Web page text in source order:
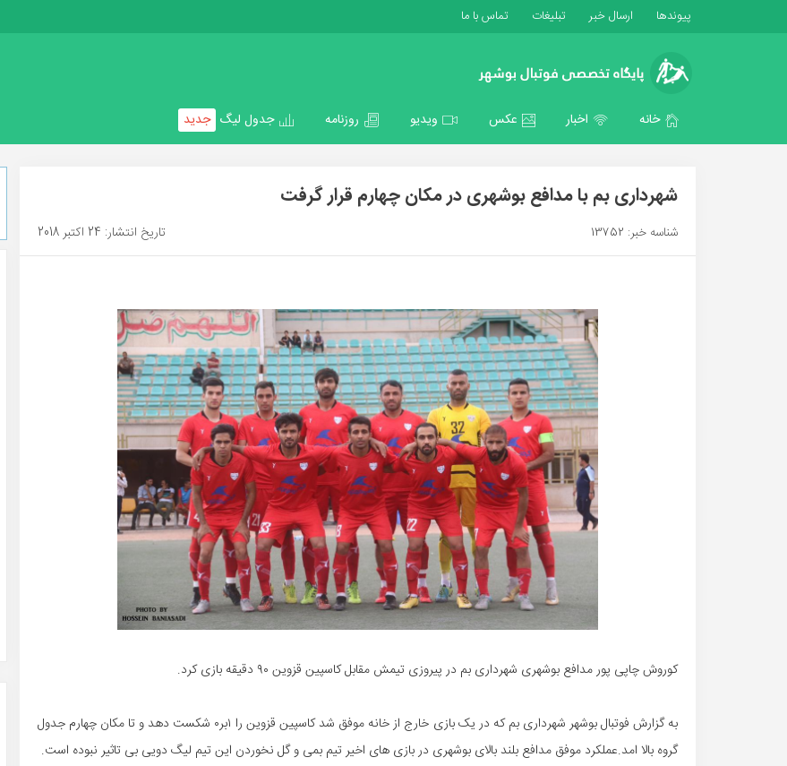
پیوندها ارسال خبر تبلیغات تماس با ما
خانه اخبار عکس ویدیو روزنامه جدول لیگ جدید
شهرداری بم با مدافع بوشهری در مکان چهارم قرار گرفت
شناسه خبر: 13752 تاریخ انتشار: 24 اکتبر 2018
کوروش چاپی پور مدافع بوشهری شهرداری بم در پیروزی تیمش مقابل کاسپین قزوین ۹۰ دقیقه بازی کرد.
به گزارش فوتبال بوشهر شهرداری بم که در یک بازی خارج از خانه موفق شد کاسپین قزوین را ۱بر۰ شکست دهد و تا مکان چهارم جدول
گروه بالا امد.عملکرد موفق مدافع بلند بالای بوشهری در بازی های اخیر تیم بمی و گل نخوردن این تیم لیگ دویی بی تاثیر نبوده است.